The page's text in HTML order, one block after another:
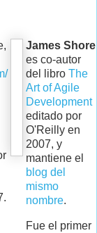
James Shore
es co-autor
del libro The
Art of Agile
Development
editado por
O'Reilly en
2007, y
mantiene el
blog del
mismo
nombre.
Fue el primer